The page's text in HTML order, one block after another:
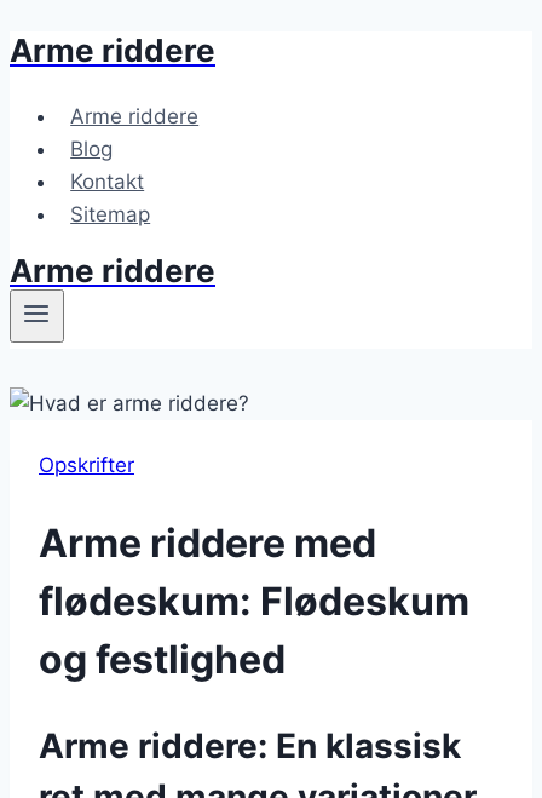
Fortsæt
indhold
Arme riddere
Arme riddere
Blog
Kontakt
Sitemap
Arme riddere
Opskrifter
Arme riddere med
flødeskum: Flødeskum
og festlighed
Arme riddere: En klassisk